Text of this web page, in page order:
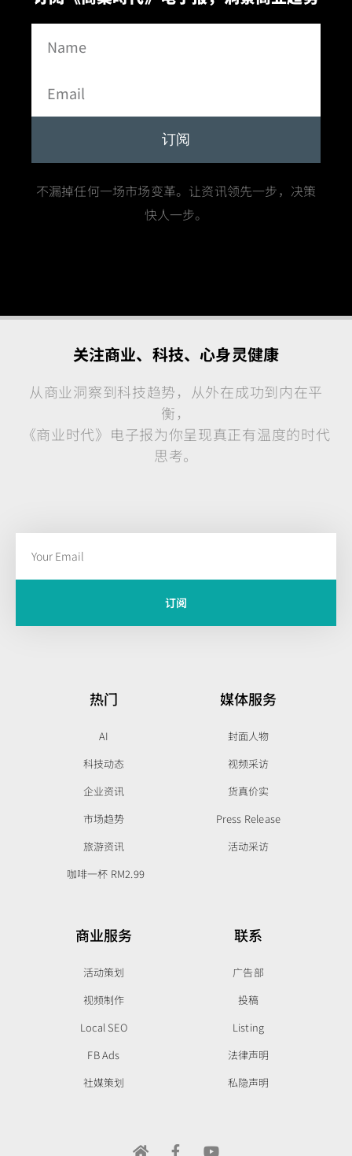
订阅
不漏掉任何一场市场变革。让资讯领先一步，决策
快人一步。
关注商业、科技、心身灵健康
从商业洞察到科技趋势，从外在成功到内在平
衡，
《商业时代》电子报为你呈现真正有温度的时代
思考。
订阅
热门
AI
科技动态
企业资讯
市场趋势
旅游资讯
咖啡一杯 RM2.99
媒体服务
封面人物
视频采访
货真价实
Press Release
活动采访
商业服务
活动策划
视频制作
Local SEO
FB Ads
社媒策划
联系
广告部
投稿
Listing
法律声明
私隐声明